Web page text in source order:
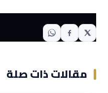
مقالات ذات صلة